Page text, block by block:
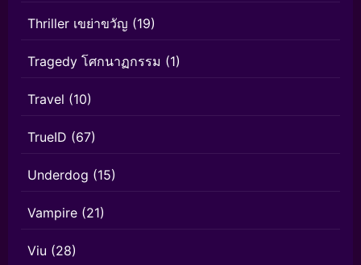
Thriller เขย่าขวัญ (19)
Tragedy โศกนาฏกรรม (1)
Travel (10)
TrueID (67)
Underdog (15)
Vampire (21)
Viu (28)